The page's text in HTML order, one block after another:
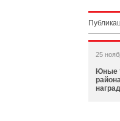
25
Юные